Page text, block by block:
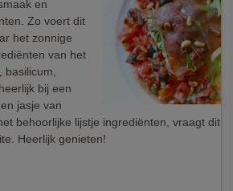
en
Zo voert dit
het zonnige
van het
bij een
jasje van
behoorlijke lijstje ingrediënten, vraagt dit
Heerlijk genieten!